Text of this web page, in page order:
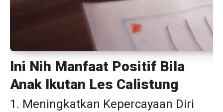
Ini Nih Manfaat Positif Bila
Anak Ikutan Les Calistung
1. Meningkatkan Kepercayaan Diri